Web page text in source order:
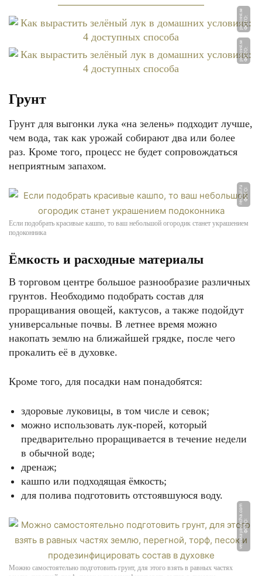
Ф
О
Т
О:
pi
nt
e
r
e
st.
s
e
Ф
О
Т
О:
pi
nt
e
r
e
st.
s
e
Грунт
Грунт для выгонки лука «на зелень» подходит лучше,
чем вода, так как урожай собирают два или более
раз. Кроме того, процесс не будет сопровождаться
неприятным запахом.
Ф
О
Т
О:
r
e
d
s
ol.
r
u
Если подобрать красивые кашпо, то ваш небольшой огородик станет украшением
подоконника
Ёмкость и расходные материалы
В торговом центре большое разнообразие различных
грунтов. Необходимо подобрать состав для
проращивания овощей, кактусов, а также подойдут
универсальные почвы. В летнее время можно
накопать землю на ближайшей грядке, после чего
прокалить её в духовке.
Кроме того, для посадки нам понадобятся:
здоровые луковицы, в том числе и севок;
можно использовать лук-порей, который
предварительно проращивается в течение недели
в обычной воде;
дренаж;
кашпо или подходящая ёмкость;
для полива подготовить отстоявшуюся воду.
Ф
О
Т
О:
v
e
n
s
k
a
y
a
d
a
c
h
a.
c
o
m
Можно самостоятельно подготовить грунт, для этого взять в равных частях